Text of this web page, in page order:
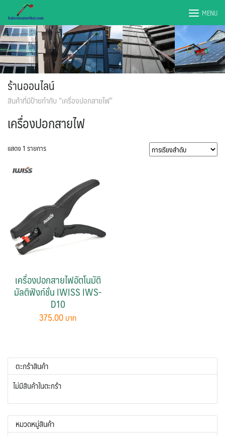
content
MENU
ร้านออนไลน์
สินค้าที่มีป้ายกำกับ “เครื่องปอกสายไฟ”
เครื่องปอกสายไฟ
แสดง 1 รายการ
เครื่องปอกสายไฟอัตโนมัติ
มัลติฟังก์ชั่น IWISS IWS-
D10
375.00
ตะกร้าสินค้า
ไม่มีสินค้าในตะกร้า
หมวดหมู่สินค้า